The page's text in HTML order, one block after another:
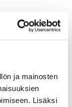
ja mainosten
Lisäksi